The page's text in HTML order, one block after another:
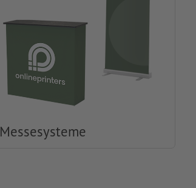
Messesysteme